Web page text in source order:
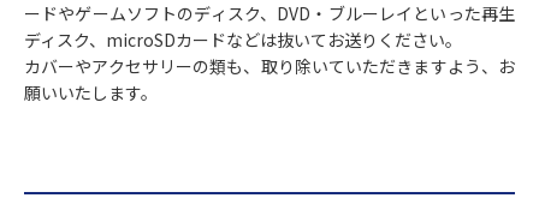
ードやゲームソフトのディスク、DVD・ブルーレイといった再生
ディスク、microSDカードなどは抜いてお送りください。
カバーやアクセサリーの類も、取り除いていただきますよう、お
願いいたします。